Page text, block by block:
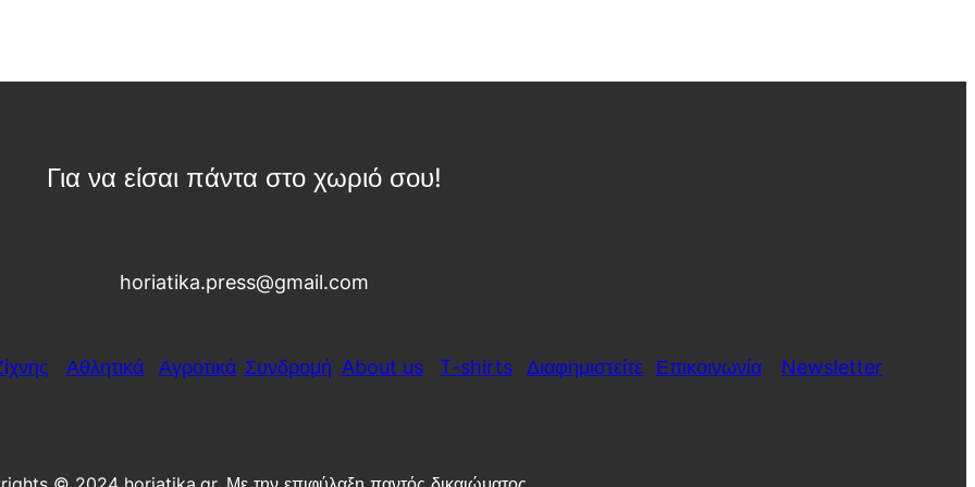
Για να είσαι πάντα στο χωριό σου!
horiatika.press@gmail.com
Αθλητικά Αγροτικά Συνδρομή About us T-shirts Διαφημιστείτε Επικοινωνία Newsletter